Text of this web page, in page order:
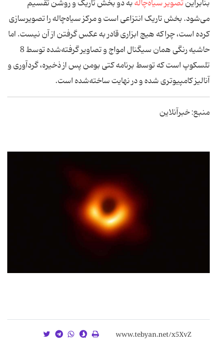
بنابراینتصویر سیاه‌چالهبه دو بخش تاریک و روشن تقسیم
می‌شود. بخش تاریک انتزاعی است و مرکز سیاه‌چاله را تصویرسازی
کرده است، چراکه هیچ ابزاری قادر به‌ عکس گرفتن از آن نیست. اما
حاشیه رنگی همان سیگنال امواج و تصاویر گرفته‌شده توسط 8
تلسکوپ است که توسط برنامه کتی بومن پس از ذخیره، گردآوری و
آنالیز کامپیوتری شده و در نهایت ساخته‌شده است.
منبع: خبرآنلاین